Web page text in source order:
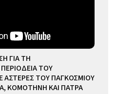
ΓΙΑ ΤΗ
ΤΟΥ
ΑΣΤΕΡΕΣ ΤΟΥ ΠΑΓΚΟΣΜΙΟΥ
ΚΟΜΟΤΗΝΗ ΚΑΙ ΠΑΤΡΑ